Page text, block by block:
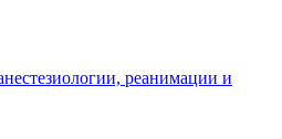
реанимации и